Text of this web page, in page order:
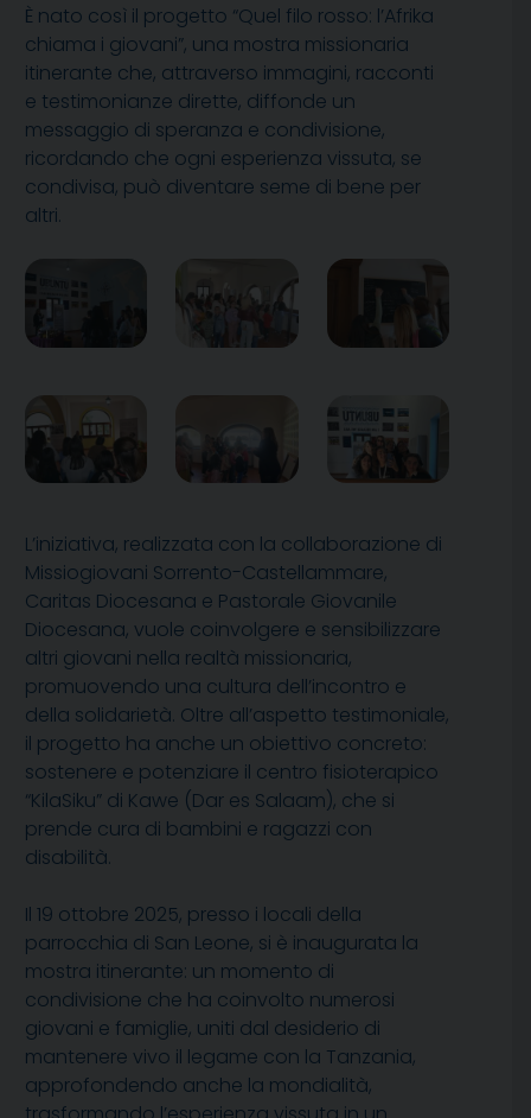
È nato così il progetto “Quel filo rosso: l’Afrika
chiama i giovani”, una mostra missionaria
itinerante che, attraverso immagini, racconti
e testimonianze dirette, diffonde un
messaggio di speranza e condivisione,
ricordando che ogni esperienza vissuta, se
condivisa, può diventare seme di bene per
altri.
L’iniziativa, realizzata con la collaborazione di
Missiogiovani Sorrento-Castellammare,
Caritas Diocesana e Pastorale Giovanile
Diocesana, vuole coinvolgere e sensibilizzare
altri giovani nella realtà missionaria,
promuovendo una cultura dell’incontro e
della solidarietà. Oltre all’aspetto testimoniale,
il progetto ha anche un obiettivo concreto:
sostenere e potenziare il centro fisioterapico
“KilaSiku” di Kawe (Dar es Salaam), che si
prende cura di bambini e ragazzi con
disabilità.
Il 19 ottobre 2025, presso i locali della
parrocchia di San Leone, si è inaugurata la
mostra itinerante: un momento di
condivisione che ha coinvolto numerosi
giovani e famiglie, uniti dal desiderio di
mantenere vivo il legame con la Tanzania,
approfondendo anche la mondialità,